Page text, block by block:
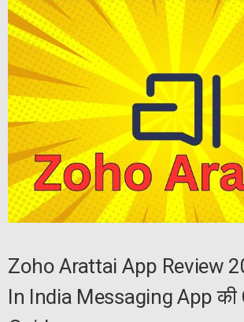
Zoho Arattai App Review
In India Messaging App